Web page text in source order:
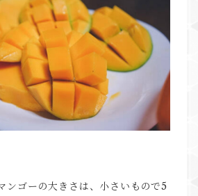
ンゴーの大きさは、小さいもので5